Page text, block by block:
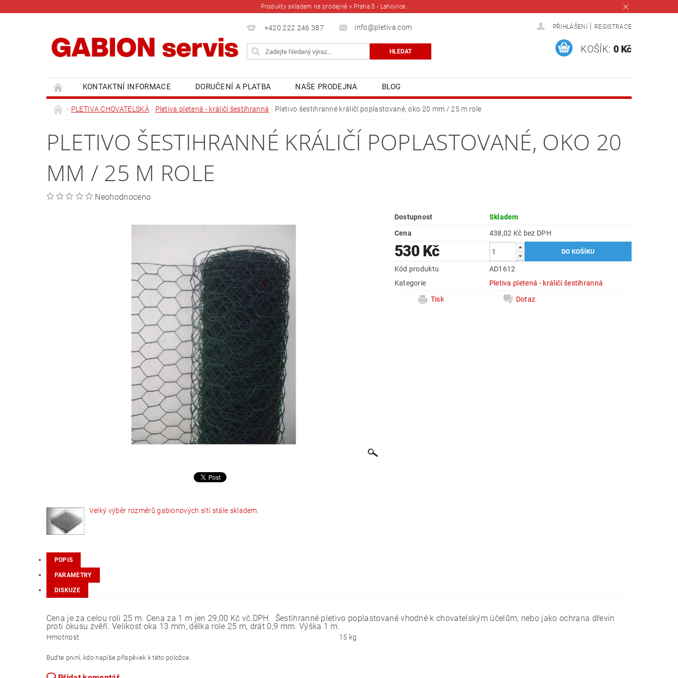
Produkty skladem na prodejně v Praha 5 - Lahovice.
+420 222 246 387 info@pletiva.com PŘIHLÁŠENÍ REGISTRACE
KOŠÍK: 0 Kč
KONTAKTNÍ INFORMACE DORUČENÍ A PLATBA NAŠE PRODEJNA BLOG
PLETIVA CHOVATELSKÁ Pletiva pletená - králičí šestihranná Pletivo šestihranné králičí poplastované, oko 20 mm / 25 m role
PLETIVO ŠESTIHRANNÉ KRÁLIČÍ POPLASTOVANÉ, OKO 20
MM / 25 M ROLE
Neohodnoceno
Dostupnost
Skladem
Cena
438,02 Kč bez DPH
530 Kč
Kód produktu
AD1612
Kategorie
Pletiva pletená - králičí šestihranná
Tisk
Dotaz
Velký výběr rozměrů gabionových sítí stále skladem.
POPIS
PARAMETRY
DISKUZE
Cena je za celou roli 25 m. Cena za 1 m jen 29,00 Kč vč.DPH. Šestihranné pletivo poplastované vhodné k chovatelským účelům, nebo jako ochrana dřevin
proti okusu zvěří. Velikost oka 13 mm, délka role 25 m, drát 0,9 mm. Výška 1 m.
Hmotnost 15 kg
Buďte první, kdo napíše příspěvek k této položce.